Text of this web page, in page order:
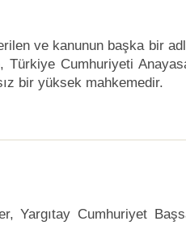
ve kanunun başka bir
Cumhuriyeti
bir yüksek mahkemedir.
Yargıtay Cumhuriyet